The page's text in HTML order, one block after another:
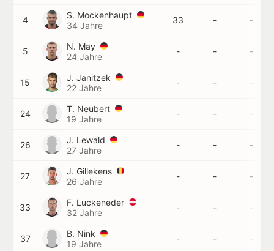
4
S. Mockenhaupt
34 Jahre
33 - -
5
N. May
24 Jahre
- - -
15
J. Janitzek
22 Jahre
- - -
24
T. Neubert
19 Jahre
- - -
26
J. Lewald
27 Jahre
- - -
27
J. Gillekens
26 Jahre
- - -
33
F. Luckeneder
32 Jahre
- - -
37
B. Nink
19 Jahre
- - -